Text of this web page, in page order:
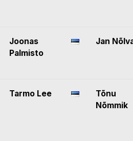
Joonas
Palmisto
Jan
Tarmo Lee
Tõnu
Nõmmik